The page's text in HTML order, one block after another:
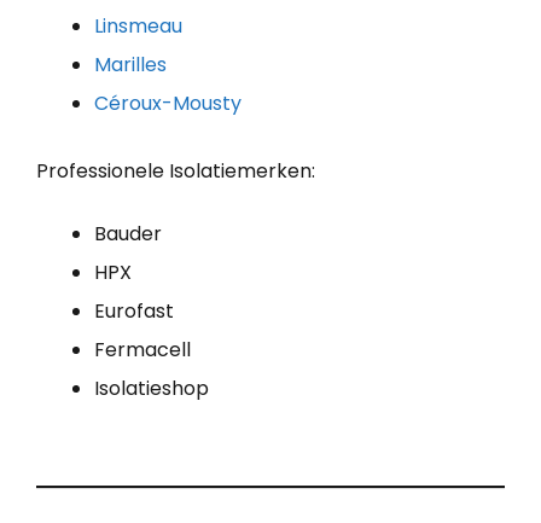
Linsmeau
Marilles
Céroux-Mousty
Professionele Isolatiemerken:
Bauder
HPX
Eurofast
Fermacell
Isolatieshop